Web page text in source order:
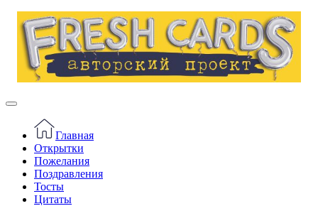
Главная
Открытки
Пожелания
Поздравления
Тосты
Цитаты